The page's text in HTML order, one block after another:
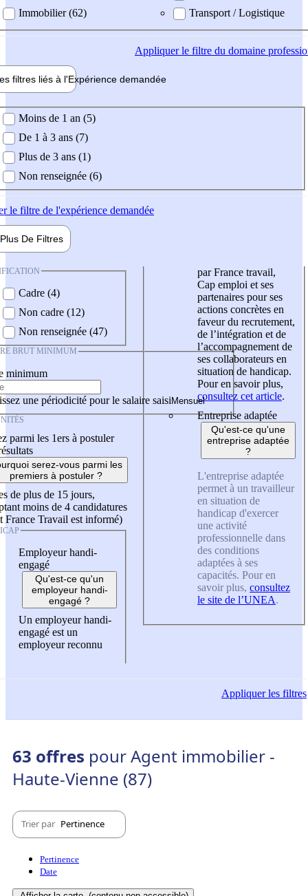
Immobilier (62)
Transport / Logistique
Appliquerle filtre du domaine
filtres liés à l'Expérience demandée
demandée
Moins de 1 an (5)
De 1 à 3 ans (7)
Plus de 3 ans (1)
Non renseignée (6)
le filtre de l'expérience demandée
Plus De Filtres
Cadre (4)
Non cadre (12)
Non renseignée (47)
BRUT MINIMUM
minimum
une périodicité pour le salaire saisi
parmi les 1ers à postuler
serez-vous parmi les
premiers à postuler ?
de plus de 15 jours,
moins de 4 candidatures
France Travail est informé)
Employeur handi-
engagé
Qu'est-ce qu'un
employeur handi-
engagé ?
Un employeur handi-
engagé est un
employeur reconnu
par France travail,
Cap emploi et ses
partenaires pour ses
actions concrètes en
faveur du recrutement,
de l’intégration et de
l’accompagnement de
ses collaborateurs en
situation de handicap.
Pour en savoir plus,
consultez cet article.
Entreprise adaptée
Qu'est-ce qu'une
entreprise adaptée
?
L'entreprise adaptée
permet à un travailleur
en situation de
handicap d'exercer
une activité
professionnelle dans
des conditions
adaptées à ses
capacités. Pour en
savoir plus, consultez
le site de l’UNEA.
Appliquerles filtres
63 offres pour Agent immobilier -
Haute-Vienne (87)
Trier par Pertinence
Pertinence
Date